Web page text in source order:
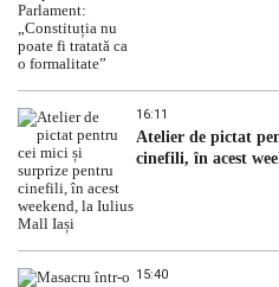
16:11
Atelier de pictat
cinefili, în acest
15:40